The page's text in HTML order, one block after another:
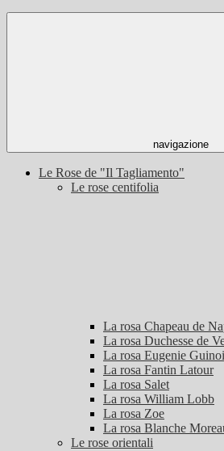
navigazione
Le Rose de "Il Tagliamento"
Le rose centifolia
La rosa Chapeau de
La rosa Duchesse de
La rosa Eugenie
La rosa Fantin Latour
La rosa Salet
La rosa William Lobb
La rosa Zoe
La rosa Blanche
Le rose orientali